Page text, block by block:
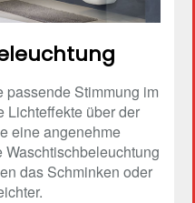
passende Stimmung im
Lichteffekte über der
eine angenehme
das Schminken oder